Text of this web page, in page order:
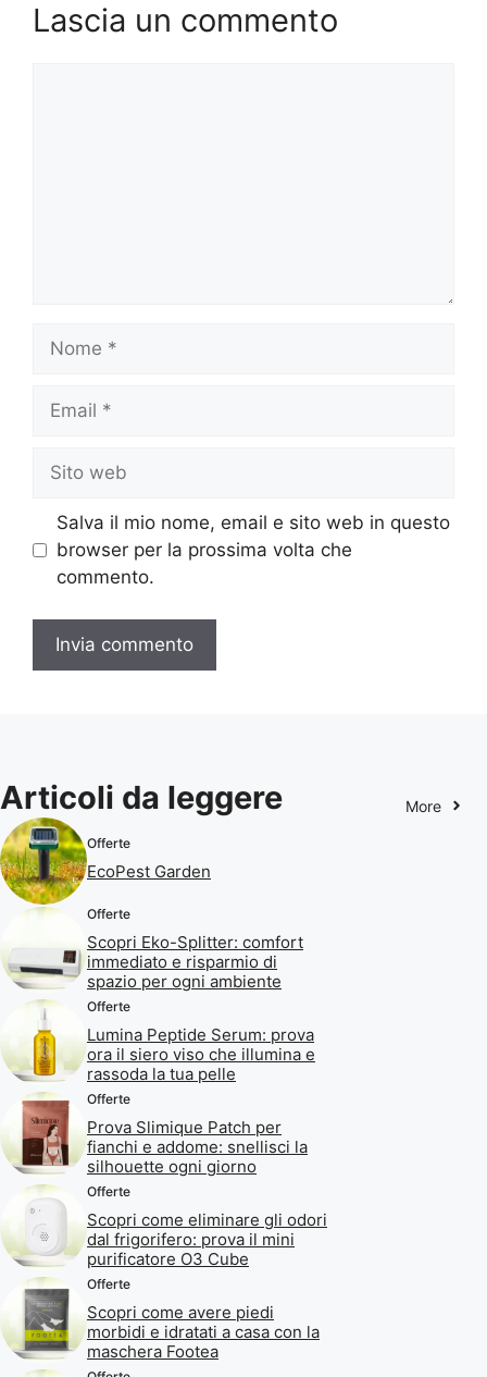
Lascia un commento
Nome
Email
Sito
web
Salva il mio nome, email e sito web in questo
browser per la prossima volta che
commento.
Articoli da leggere More
Offerte
EcoPest Garden
Offerte
Scopri Eko-Splitter: comfort
immediato e risparmio di
spazio per ogni ambiente
Offerte
Lumina Peptide Serum: prova
ora il siero viso che illumina e
rassoda la tua pelle
Offerte
Prova Slimique Patch per
fianchi e addome: snellisci la
silhouette ogni giorno
Offerte
Scopri come eliminare gli odori
dal frigorifero: prova il mini
purificatore O3 Cube
Offerte
Scopri come avere piedi
morbidi e idratati a casa con la
maschera Footea